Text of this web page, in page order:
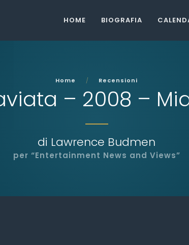
HOME BIOGRAFIA
Home Recensioni
– 2008 –
di Lawrence Budmen
per “Entertainment News and Views”